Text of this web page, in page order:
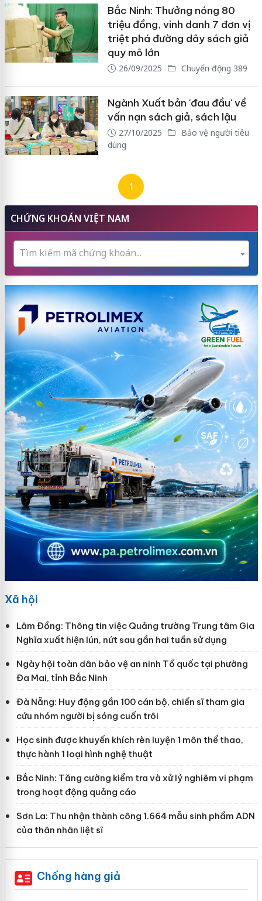
Bắc Ninh: Thưởng nóng 80
triệu đồng, vinh danh 7 đơn vị
triệt phá đường dây sách giả
quy mô lớn
26/09/2025 Chuyển động 389
Ngành Xuất bản 'đau đầu' về
vấn nạn sách giả, sách lậu
27/10/2025
Bảo vệ người tiêu
dùng
1
CHỨNG KHOÁN VIỆT NAM
Tìm kiếm mã chứng khoán...
Xã hội
Lâm Đồng: Thông tin việc Quảng trường Trung tâm Gia
Nghĩa xuất hiện lún, nứt sau gần hai tuần sử dụng
Ngày hội toàn dân bảo vệ an ninh Tổ quốc tại phường
Đa Mai, tỉnh Bắc Ninh
Đà Nẵng: Huy động gần 100 cán bộ, chiến sĩ tham gia
cứu nhóm người bị sóng cuốn trôi
Học sinh được khuyến khích rèn luyện 1 môn thể thao,
thực hành 1 loại hình nghệ thuật
Bắc Ninh: Tăng cường kiểm tra và xử lý nghiêm vi phạm
trong hoạt động quảng cáo
Sơn La: Thu nhận thành công 1.664 mẫu sinh phẩm ADN
của thân nhân liệt sĩ
Chống hàng giả